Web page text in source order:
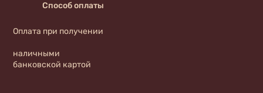
Способ оплаты
Оплата при получении
наличными
банковской картой